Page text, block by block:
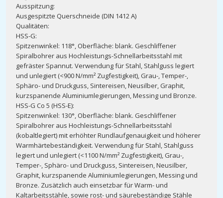
Ausspitzung:
Ausgespitzte Querschneide (DIN 1412 A)
Qualitäten:
HSS-G:
Spitzenwinkel: 118°, Oberfläche: blank. Geschliffener
Spiralbohrer aus Hochleistungs-Schnellarbeitsstahl mit
gefräster Spannut. Verwendung für Stahl, Stahlguss legiert
und unlegiert (<900 N/mm² Zugfestigkeit), Grau-, Temper-,
Sphäro- und Druckguss, Sintereisen, Neusilber, Graphit,
kurzspanende Aluminiumlegierungen, Messing und Bronze.
HSS-G Co 5 (HSS-E):
Spitzenwinkel: 130°, Oberfläche: blank. Geschliffener
Spiralbohrer aus Hochleistungs-Schnellarbeitsstahl
(kobaltlegiert) mit erhöhter Rundlaufgenauigkeit und höherer
Warmhärtebeständigkeit. Verwendung für Stahl, Stahlguss
legiert und unlegiert (<1100 N/mm² Zugfestigkeit), Grau-,
Temper-, Sphäro- und Druckguss, Sintereisen, Neusilber,
Graphit, kurzspanende Aluminiumlegierungen, Messing und
Bronze. Zusätzlich auch einsetzbar für Warm- und
Kaltarbeitsstähle, sowie rost- und säurebeständige Stähle